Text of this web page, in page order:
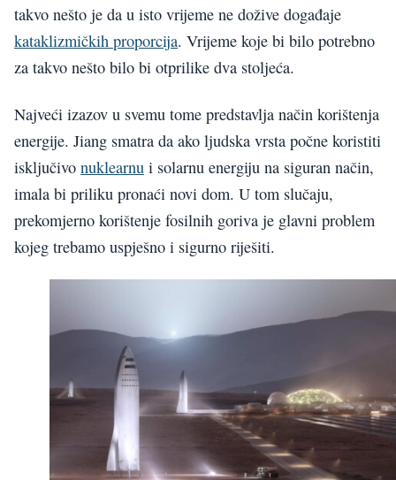
takvo nešto je da u isto vrijeme ne dožive događaje
kataklizmičkih proporcija. Vrijeme koje bi bilo potrebno
za takvo nešto bilo bi otprilike dva stoljeća.
Najveći izazov u svemu tome predstavlja način korištenja
energije. Jiang smatra da ako ljudska vrsta počne koristiti
isključivo nuklearnu i solarnu energiju na siguran način,
imala bi priliku pronaći novi dom. U tom slučaju,
prekomjerno korištenje fosilnih goriva je glavni problem
kojeg trebamo uspješno i sigurno riješiti.